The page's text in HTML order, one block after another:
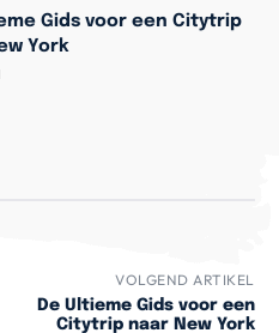
Gids voor een Citytrip
York
VOLGEND ARTIKEL
De Ultieme Gids voor een
Citytrip naar New York